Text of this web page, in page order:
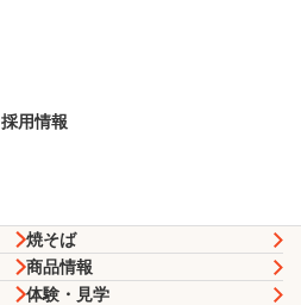
採用情報
焼そば
商品情報
体験・見学